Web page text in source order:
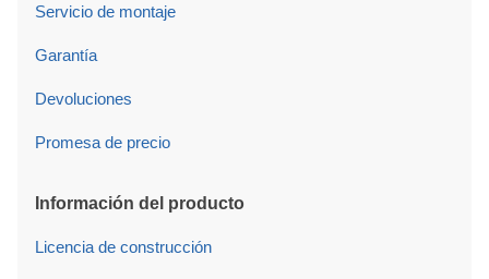
Servicio de montaje
Garantía
Devoluciones
Promesa de precio
Información del producto
Licencia de construcción